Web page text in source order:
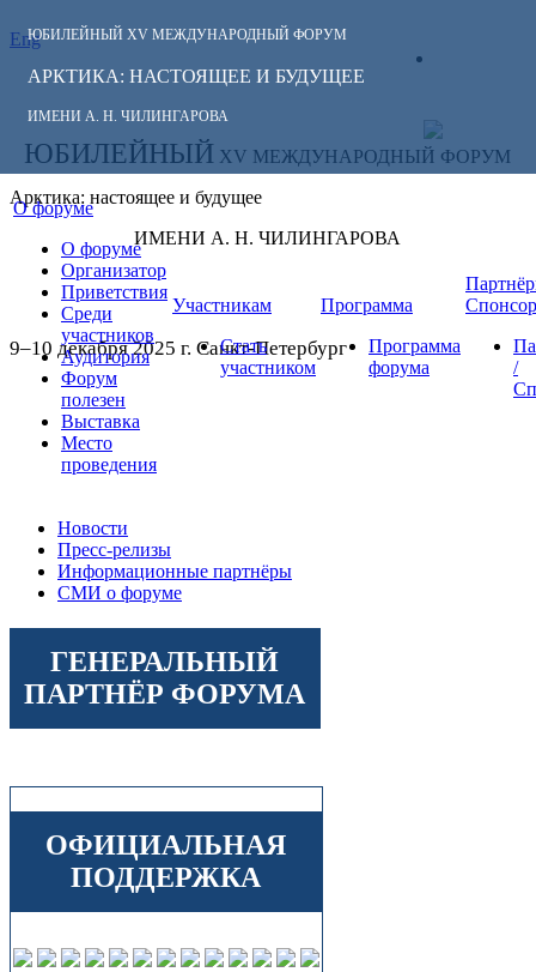
ЮБИЛЕЙНЫЙ XV МЕЖДУНАРОДНЫЙ ФОРУМ
АРКТИКА: НАСТОЯЩЕЕ И БУДУЩЕЕ
ИМЕНИ А. Н. ЧИЛИНГАРОВА
Eng
СЛЕДИТЕ ЗА
НОВОСТЯМИ
ФОРУМА:
ЮБИЛЕЙНЫЙ XV МЕЖДУНАРОДНЫЙ ФОРУМ
Арктика: настоящее и будущее
ИМЕНИ А. Н. ЧИЛИНГАРОВА
9–10 декабря 2025 г. Санкт-Петербург
О форуме
О форуме
Организатор
Приветствия
Среди
участников
Аудитория
Форум
полезен
Выставка
Место
проведения
Участникам
Стать
участником
Программа
Программа
форума
/
Новости
Пресс-релизы
Информационные партнёры
СМИ о форуме
ГЕНЕРАЛЬНЫЙ
ПАРТНЁР ФОРУМА
ОФИЦИАЛЬНАЯ
ПОДДЕРЖКА